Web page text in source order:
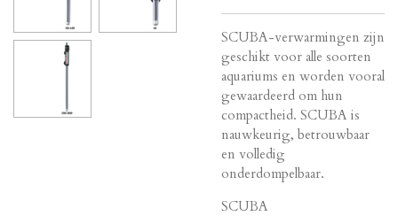
SCUBA-verwarmingen zijn
geschikt voor alle soorten
aquariums en worden vooral
gewaardeerd om hun
compactheid. SCUBA is
nauwkeurig, betrouwbaar
en volledig
onderdompelbaar.
SCUBA